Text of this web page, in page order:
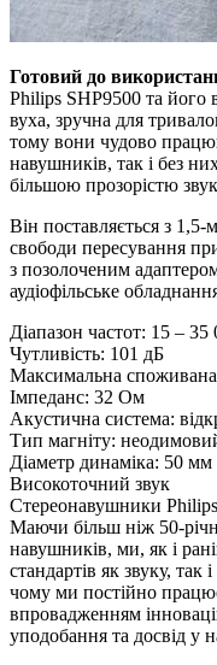
Готовий до
Philips SHP9500 та його
вуха, зручна для
тому вони чудово
навушників, так і без
більшою прозорістю
Він поставляється з
свободи пересування
з позолоченим
аудіофільське
Діапазон частот: 15 – 35
Чутливість: 101 дБ
Максимальна
Імпеданс: 32 Ом
Акустична система:
Тип магніту:
Діаметр динаміка: 50 мм
Високоточний звук
Стереонавушники
Маючи більш ніж 50-
навушників, ми, як і
стандартів як звуку,
чому ми постійно
впровадженням
уподобання та досвід у